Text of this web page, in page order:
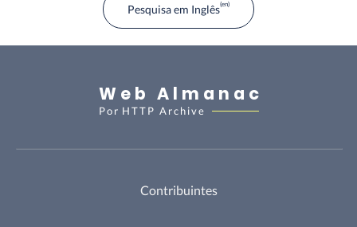
Pesquisa em Inglês
Web Almanac
Por HTTP Archive
Contribuintes